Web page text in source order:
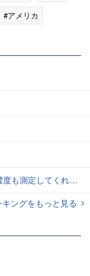
#アメリカ
チ「ScanWatch Vitals」を使ってみた
ングをもっと見る